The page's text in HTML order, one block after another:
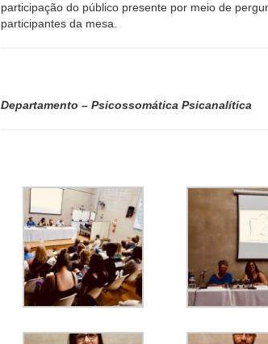
participação do público presente por meio de
participantes da mesa.
Departamento – Psicossomática Psicanalítica